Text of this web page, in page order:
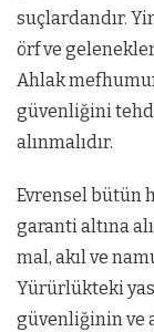
suçlardandır.
örf ve
Ahlak
güvenliğini
alınmalıdır.
Evrensel bütün
garanti altına
mal, akıl ve
Yürürlükteki
güvenliğinin ve